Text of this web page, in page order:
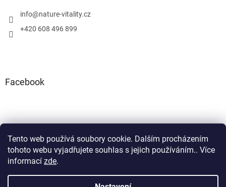
Tento web používá soubory cookie. Dalším procházením
tohoto webu vyjadřujete souhlas s jejich používáním.. Více
informací zde.
info@nature-vitality.cz
+420 608 496 899
Facebook
Instagram Facebook